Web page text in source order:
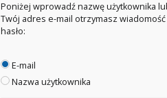
Poniżej wprowadź nazwę użytkownika
Twój adres e-mail otrzymasz
hasło:
E-mail
Nazwa użytkownika